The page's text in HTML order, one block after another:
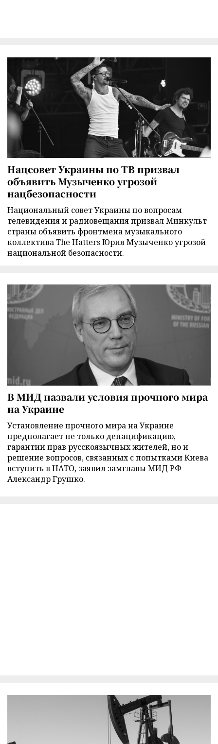
Нацсовет Украины по ТВ призвал
объявить Музыченко угрозой
нацбезопасности
Национальный совет Украины по вопросам
телевидения и радиовещания призвал Минкульт
страны объявить фронтмена музыкального
коллектива The Hatters Юрия Музыченко угрозой
национальной безопасности.
В МИД назвали условия прочного мира
на Украине
Установление прочного мира на Украине
предполагает не только денацификацию,
гарантии прав русскоязычных жителей, но и
решение вопросов, связанных с попытками Киева
вступить в НАТО, заявил замглавы МИД РФ
Александр Грушко.